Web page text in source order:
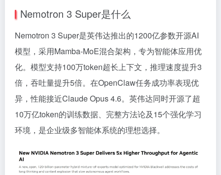
Nemotron 3 Super是什么
Nemotron 3 Super是英伟达推出的1200亿参数开源AI
模型，采用Mamba-MoE混合架构，专为智能体应用优
化。模型支持100万token超长上下文，推理速度提升3
倍，吞吐量提升5倍。在OpenClaw任务成功率表现优
异，性能接近Claude Opus 4.6。英伟达同时开源了超
10万亿token的训练数据、完整方法论及15个强化学习
环境，是企业级多智能体系统的理想选择。